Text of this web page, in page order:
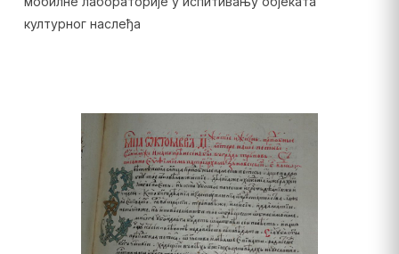
културног наслеђа